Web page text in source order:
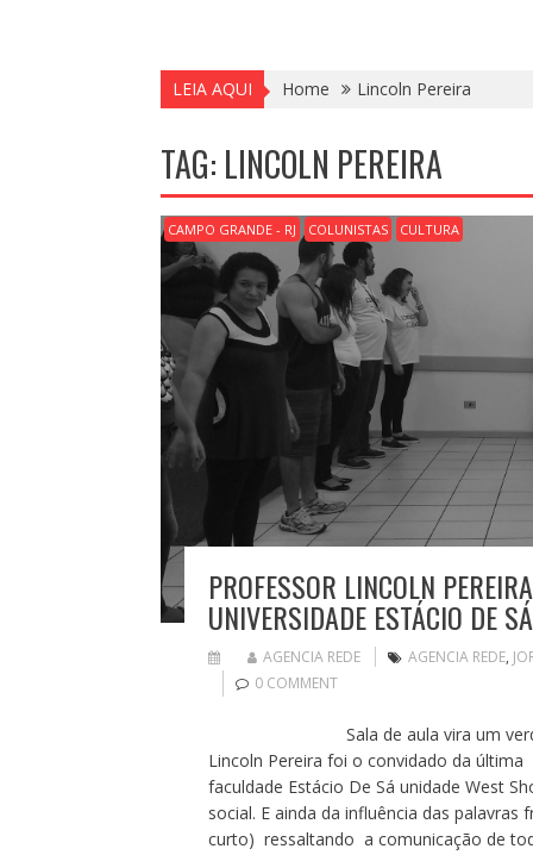
LEIA AQUI Home Lincoln Pereira
TAG: LINCOLN PEREIRA
CAMPO GRANDE - RJ COLUNISTAS CULTURA
PROFESSOR LINCOLN
UNIVERSIDADE ESTÁCIO DE SÁ
AGENCIA REDE AGENCIA REDE,
0 COMMENT
Sala de aula vira um verdadeiro
Lincoln Pereira foi o convidado da
faculdade Estácio De Sá unidade West
social. E ainda da influência das
curto) ressaltando a comunicação de